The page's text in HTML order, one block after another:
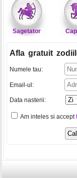
Sagetator
Afla gratuit
Numele tau:
Email-ul:
Data nasterii:
Am inteles si accept